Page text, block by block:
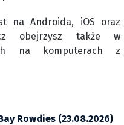
na Androida, iOS oraz
obejrzysz także w
na komputerach z
Rowdies (23.08.2026)